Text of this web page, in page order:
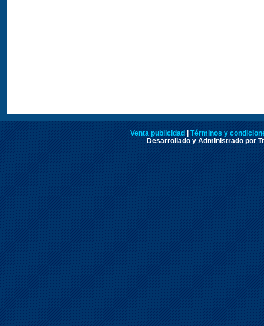
Venta publicidad
Términos y
Desarrollado y Administrado por